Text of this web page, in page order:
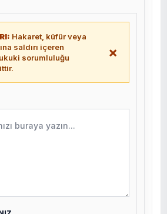
Hakaret, küfür veya
saldırı içeren
sorumluluğu
×